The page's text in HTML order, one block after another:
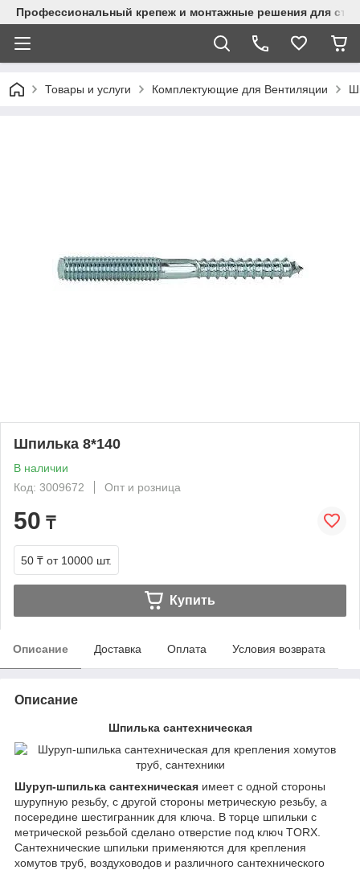
Профессиональный крепеж и монтажные решения для
Товары и услуги Комплектующие для Вентиляции
Шпилька 8*140
В наличии
Код: 3009672
Опт и розница
50 ₸
50 ₸ от 10000 шт.
Купить
Описание Доставка Оплата Условия возврата
Описание
Шпилька сантехническая
Шуруп-шпилька сантехническая имеет с одной стороны
шурупную резьбу, с другой стороны метрическую резьбу, а
посередине шестигранник для ключа. В торце шпильки с
метрической резьбой сделано отверстие под ключ TORX.
Сантехнические шпильки применяются для крепления
хомутов труб, воздуховодов и различного сантехнического